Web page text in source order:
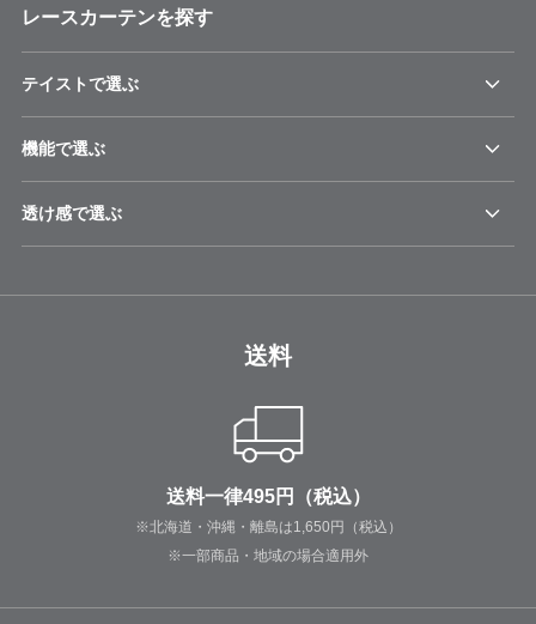
レースカーテンを探す
テイストで選ぶ
機能で選ぶ
透け感で選ぶ
送料
送料一律495円（税込）
※北海道・沖縄・離島は1,650円（税込）
※一部商品・地域の場合適用外